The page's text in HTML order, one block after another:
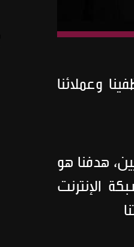
وعملائنا
هدفنا هو
الإنترنت